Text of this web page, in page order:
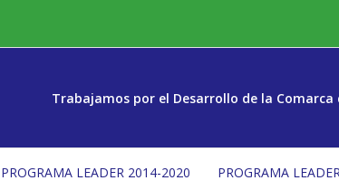
Trabajamos por el Desarrollo de la Comarca
PROGRAMA LEADER 2014-2020 PROGRAMA